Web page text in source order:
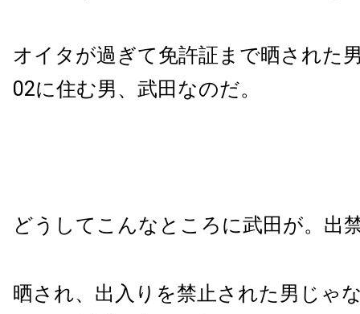
オイタが過ぎて免許証まで晒された
02に住む男、武田なのだ。
どうしてこんなところに武田が。出
晒され、出入りを禁止された男じゃ